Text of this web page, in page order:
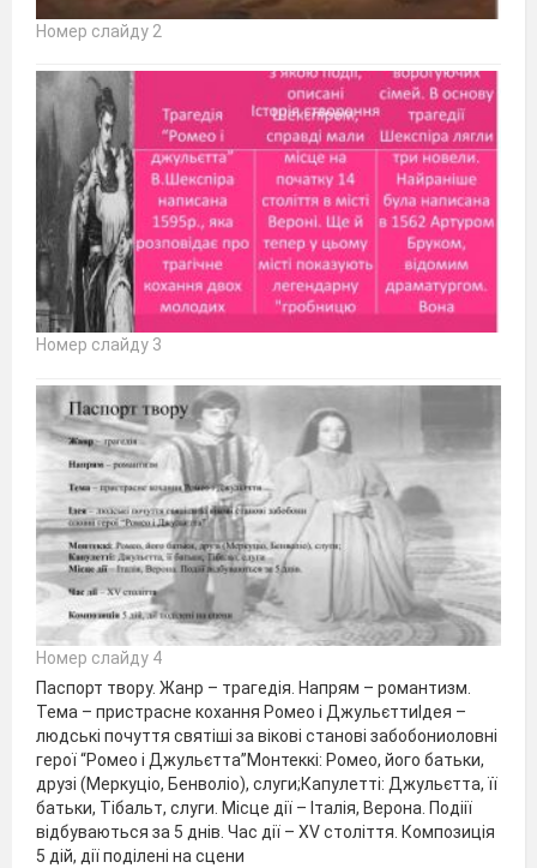
Номер слайду 2
Номер слайду 3
Номер слайду 4
Паспорт твору. Жанр – трагедія. Напрям – романтизм.
Тема – пристрасне кохання Ромео і ДжульєттиІдея –
людські почуття святіші за вікові станові забобониоловні
герої “Ромео і Джульєтта”Монтеккі: Ромео, його батьки,
друзі (Меркуціо, Бенволіо), слуги;Капулетті: Джульєтта, її
батьки, Тібальт, слуги. Місце дії – Італія, Верона. Подіії
відбуваються за 5 днів. Час дії – ХV століття. Композиція
5 дій, дії поділені на сцени